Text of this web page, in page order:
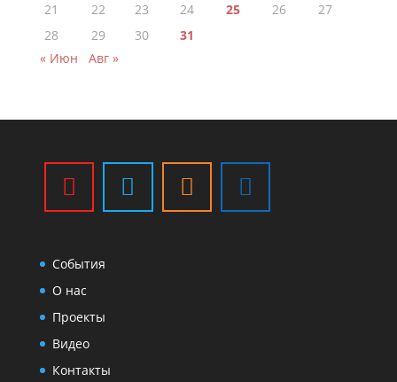
21
22 23 24 25 26
27
28
29 30
31
« Июн
Авг »
События
О нас
Проекты
Видео
Контакты